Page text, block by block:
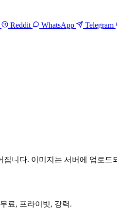
Reddit WhatsApp Telegram
집니다. 이미지는 서버에 업로드
료, 프라이빗, 강력.